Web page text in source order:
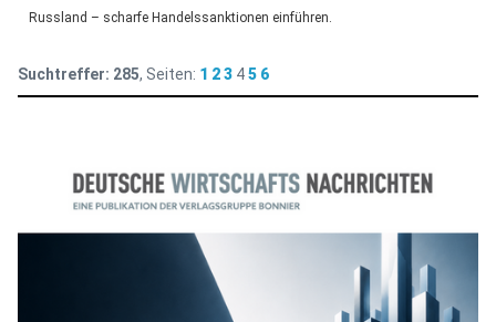
Russland – scharfe Handelssanktionen einführen.
Suchtreffer: 285, Seiten: 1 2 3 4 5 6